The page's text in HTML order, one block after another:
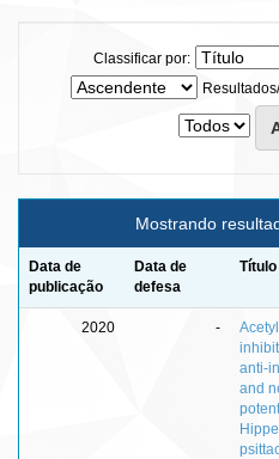
Classificar por:
Mostrando
Data de
publicação
Data de
defesa
Título
2020 -
anti-
and